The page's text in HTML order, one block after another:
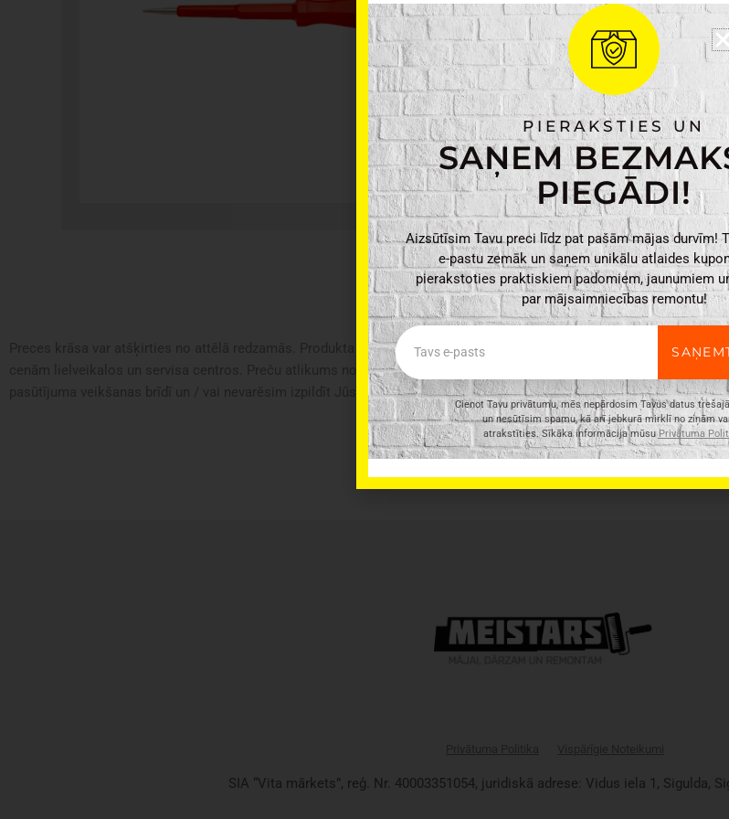
Elektriskais
sprieguma
indikators
100-
500V,
SL3,
140mm
HT1S982
Preces krāsa var atšķirties no attēlā redzamās. Produkta apraksts ir vispārīgs, tajā ne vienmēr ir minētas visas
cenām lielveikalos un servisa centros. Preču atlikums noliktavā un e-veikalā var atšķirties, tāpēc šādos gadījumos
pasūtījuma veikšanas brīdī un / vai nevarēsim izpildīt Jūsu pasūtījumu vai tikai daļēji izpildīt (tādos gadījumos Pircējs
SIA “Vita mārkets”, reģ. Nr. 40003351054, juridiskā adrese: Vidus iela 1, Sigulda,
PIERAKSTIES UN
SAŅEM
PIEGĀDI!
Aizsūtīsim Tavu preci līdz pat pašām mājas durvīm!
e-pastu zemāk un saņem unikālu atlaides
pierakstoties praktiskiem padomiem, jaunumiem
par mājsaimniecības remontu!
Email
Cienot Tavu privātumu, mēs nepārdosim Tavus datus
un nesūtīsim spamu, kā arī jebkurā mirklī no ziņām
atrakstīties. Sīkāka informācija mūsuPrivātuma